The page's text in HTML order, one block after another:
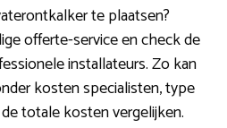
te plaatsen?
offerte-service en check de
installateurs. Zo kan
kosten specialisten, type
totale kosten vergelijken.